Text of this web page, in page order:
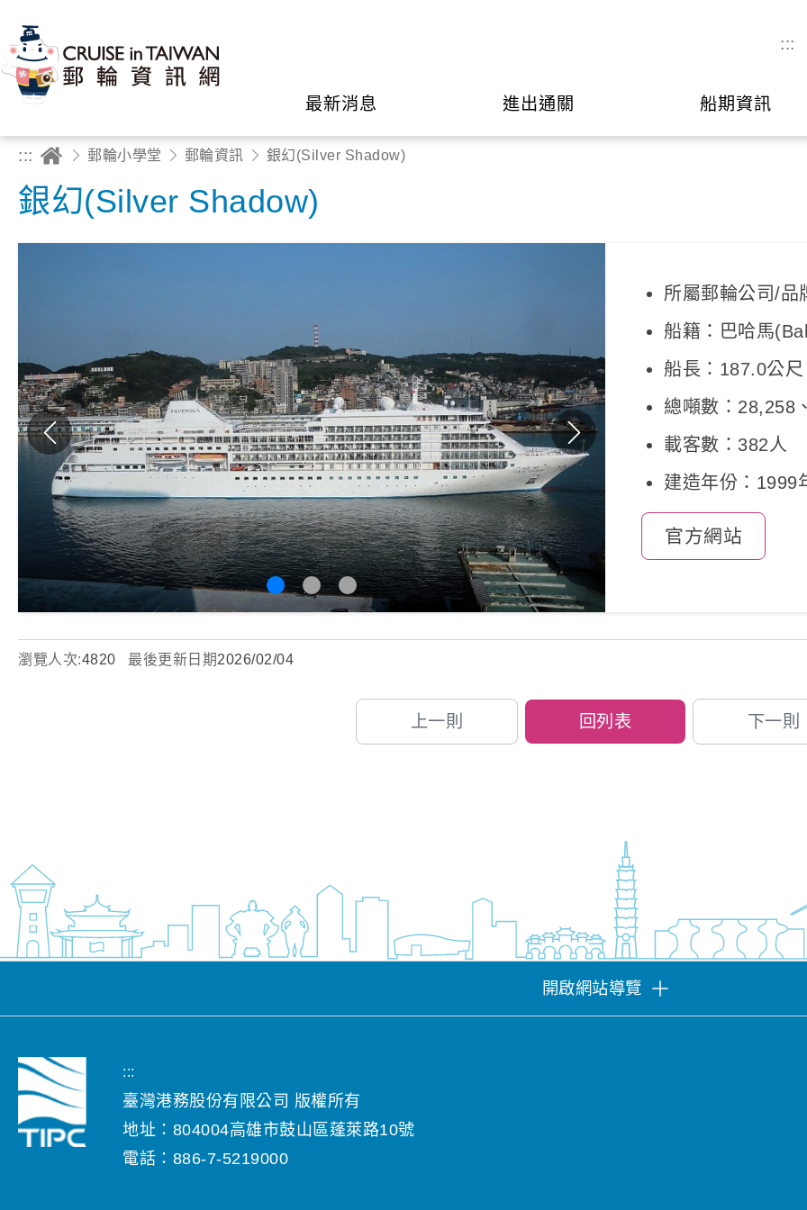
:::
最新消息 進出通關 船期資訊
::: 郵輪小學堂 郵輪資訊 銀幻(Silver Shadow)
銀幻(Silver Shadow)
所屬郵輪公司/品
船籍：巴哈馬
船長：187.0公
總噸數：28,258
載客數：382人
建造年份：1999
官方網站
瀏覽人次:4820 最後更新日期2026/02/04
上一則 回列表 下一則
開啟網站導覽
:::
臺灣港務股份有限公司 版權所有
地址：804004高雄市鼓山區蓬萊路10號
電話：886-7-5219000